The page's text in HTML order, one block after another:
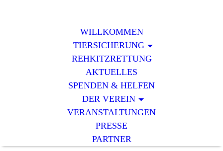
WILLKOMMEN
TIERSICHERUNG
REHKITZRETTUNG
AKTUELLES
SPENDEN & HELFEN
DER VEREIN
VERANSTALTUNGEN
PRESSE
PARTNER